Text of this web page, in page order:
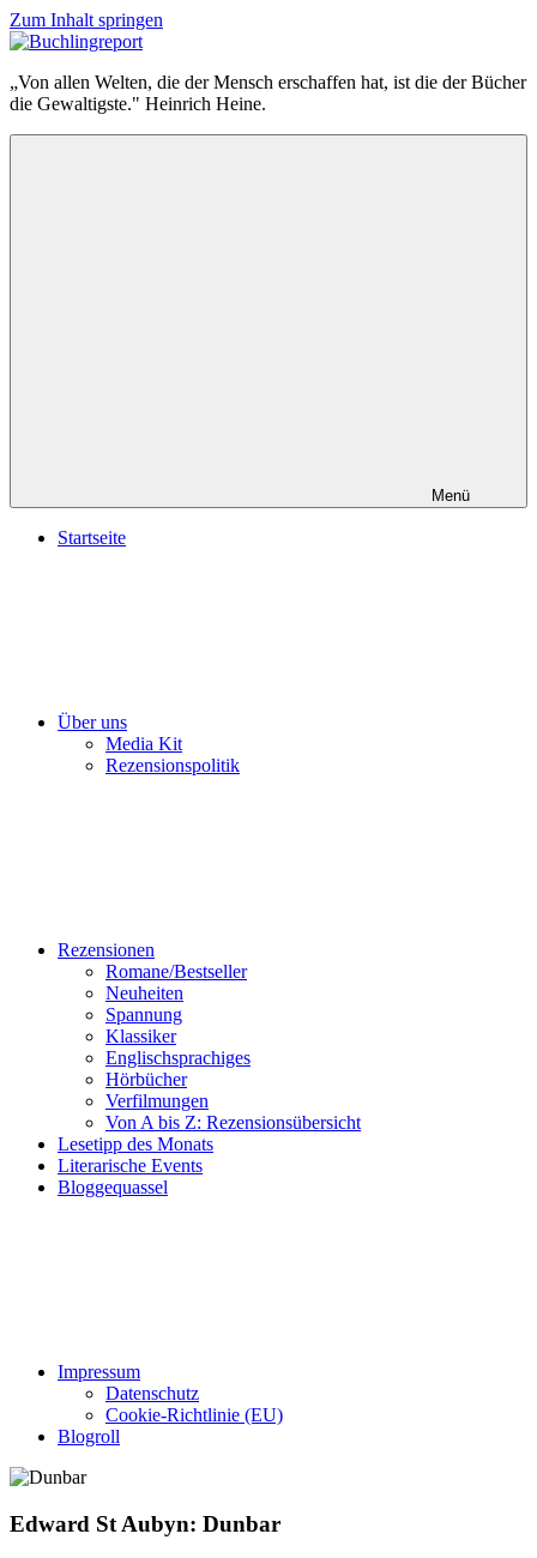
Zum Inhalt springen
Buchlingreport
„Von allen Welten, die der Mensch erschaffen hat, ist die der Bücher
die Gewaltigste." Heinrich Heine.
Menü
Startseite
Über uns
Media Kit
Rezensionspolitik
Rezensionen
Romane/Bestseller
Neuheiten
Spannung
Klassiker
Englischsprachiges
Hörbücher
Verfilmungen
Von A bis Z: Rezensionsübersicht
Lesetipp des Monats
Literarische Events
Bloggequassel
Impressum
Datenschutz
Cookie-Richtlinie (EU)
Blogroll
Edward St Aubyn: Dunbar